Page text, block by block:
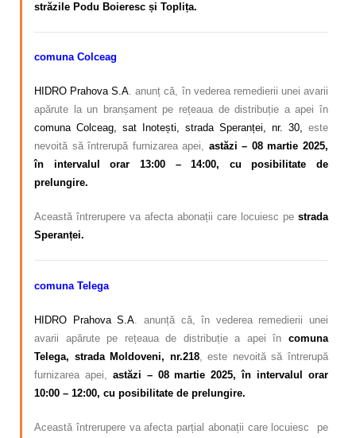
străzile Podu Boieresc și Toplița.
comuna Colceag
HIDRO Prahova S.A. anunț că, în vederea remedierii unei avarii
apărute la un branșament pe rețeaua de distribuție a apei în
comuna Colceag, sat Inotești, strada Speranței, nr. 30, este
nevoită să întrerupă furnizarea apei, astăzi – 08 martie 2025,
în intervalul orar 13:00 – 14:00, cu posibilitate de
prelungire.
Această întrerupere va afecta abonații care locuiesc pe strada
Speranței.
comuna Telega
HIDRO Prahova S.A . anunță că, în vederea remedierii unei
avarii apărute pe rețeaua de distribuție a apei în comuna
Telega, strada Moldoveni, nr.218, este nevoită să întrerupă
furnizarea apei, astăzi – 08 martie 2025, în intervalul orar
10:00 – 12:00, cu posibilitate de prelungire.
Această întrerupere va afecta parțial abonații care locuiesc pe